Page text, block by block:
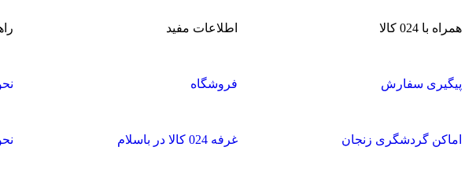
همراه با 024 کالا
پیگیری سفارش
اماکن گردشگری زنجان
اطلاعات مفید
فروشگاه
غرفه 024 کالا در باسلام